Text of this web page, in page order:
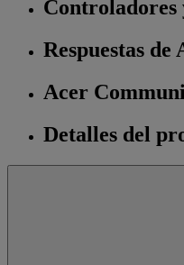
Controladores
Respuestas de
Acer
Detalles del